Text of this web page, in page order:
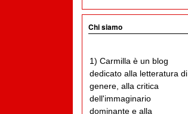
Chi siamo
1) Carmilla è un blog
dedicato alla letteratura di
genere, alla critica
dell'immaginario
dominante e alla